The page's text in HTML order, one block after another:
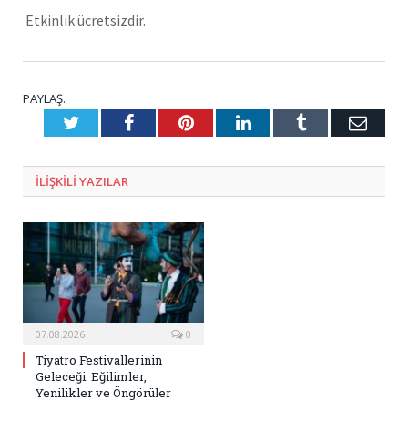
Etkinlik ücretsizdir.
PAYLAŞ.
TwitterFacebookPinterestLinkedInTumblr E-
ILIŞKILI YAZILAR
07.08.2026 0
Tiyatro Festivallerinin
Geleceği: Eğilimler,
Yenilikler ve Öngörüler